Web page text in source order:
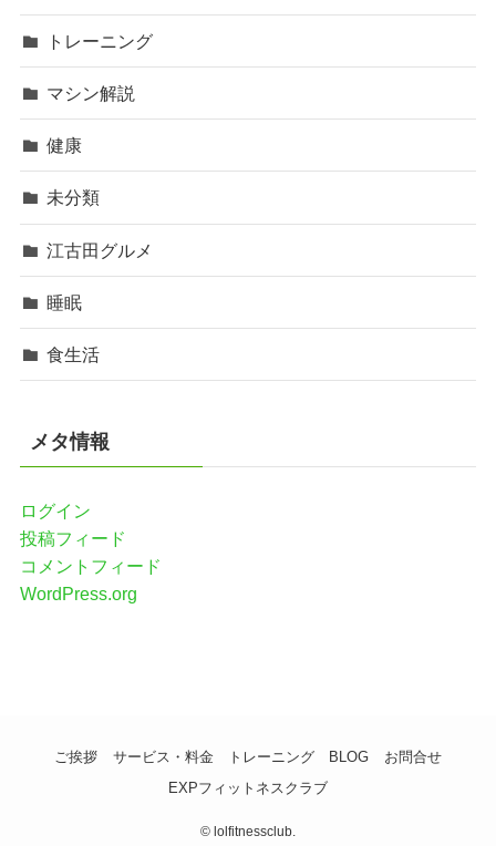
トレーニング
マシン解説
健康
未分類
江古田グルメ
睡眠
食生活
メタ情報
ログイン
投稿フィード
コメントフィード
WordPress.org
ご挨拶 サービス・料金 トレーニング BLOG
お問合せ
EXPフィットネスクラブ
© lolfitnessclub.